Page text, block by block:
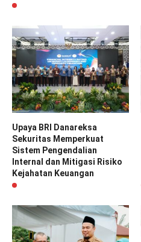
Upaya BRI Danareksa
Sekuritas Memperkuat
Sistem Pengendalian
Internal dan Mitigasi Risiko
Kejahatan Keuangan